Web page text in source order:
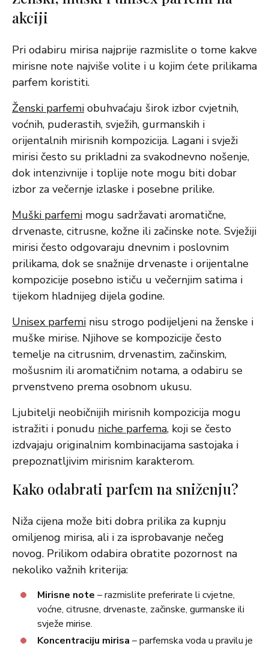
akciji
Pri odabiru mirisa najprije razmislite o tome kakve
mirisne note najviše volite i u kojim ćete prilikama
parfem koristiti.
Ženski parfemi obuhvaćaju širok izbor cvjetnih,
voćnih, puderastih, svježih, gurmanskih i
orijentalnih mirisnih kompozicija. Lagani i svježi
mirisi često su prikladni za svakodnevno nošenje,
dok intenzivnije i toplije note mogu biti dobar
izbor za večernje izlaske i posebne prilike.
Muški parfemi mogu sadržavati aromatične,
drvenaste, citrusne, kožne ili začinske note. Svježiji
mirisi često odgovaraju dnevnim i poslovnim
prilikama, dok se snažnije drvenaste i orijentalne
kompozicije posebno ističu u večernjim satima i
tijekom hladnijeg dijela godine.
Unisex parfemi nisu strogo podijeljeni na ženske i
muške mirise. Njihove se kompozicije često
temelje na citrusnim, drvenastim, začinskim,
mošusnim ili aromatičnim notama, a odabiru se
prvenstveno prema osobnom ukusu.
Ljubitelji neobičnijih mirisnih kompozicija mogu
istražiti i ponudu niche parfema, koji se često
izdvajaju originalnim kombinacijama sastojaka i
prepoznatljivim mirisnim karakterom.
Kako odabrati parfem na sniženju?
Niža cijena može biti dobra prilika za kupnju
omiljenog mirisa, ali i za isprobavanje nečeg
novog. Prilikom odabira obratite pozornost na
nekoliko važnih kriterija:
Mirisne note – razmislite preferirate li cvjetne,
voćne, citrusne, drvenaste, začinske, gurmanske ili
svježe mirise.
Koncentraciju mirisa – parfemska voda u pravilu je